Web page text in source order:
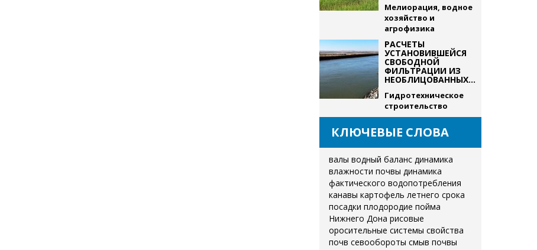
Мелиорация, водное
хозяйство и
агрофизика
РАСЧЕТЫ
УСТАНОВИВШЕЙСЯ
СВОБОДНОЙ
ФИЛЬТРАЦИИ ИЗ
НЕОБЛИЦОВАННЫХ...
Гидротехническое
строительство
КЛЮЧЕВЫЕ СЛОВА
валы водный баланс динамика
влажности почвы динамика
фактического водопотребления
канавы картофель летнего срока
посадки плодородие пойма
Нижнего Дона рисовые
оросительные системы свойства
почв севообороты смыв почвы